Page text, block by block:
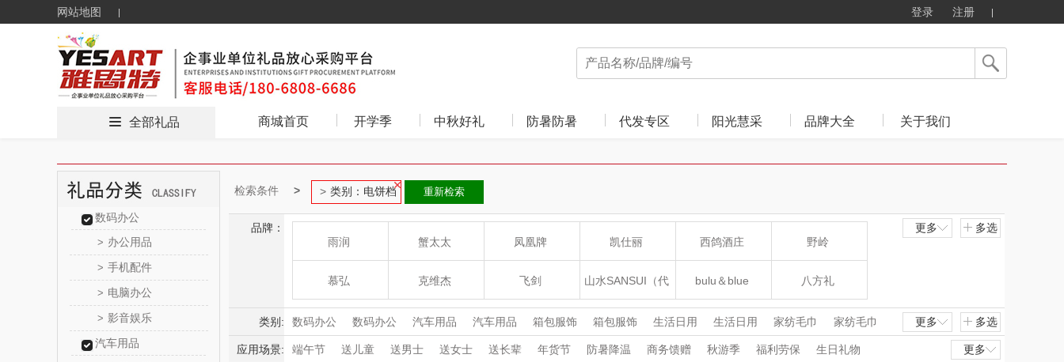
网站地图 登录 注册
全部礼品 商城首页 开学季 中秋好礼 防暑防暑 代发专区 阳光慧采 品牌大全 关于我们
数码办公
> 办公用品
> 手机配件
> 电脑办公
> 影音娱乐
汽车用品
检索条件 类别：电饼档 重新检索
品牌：
雨润
蟹太太 凤凰牌 凯仕丽 西鸽酒庄 野岭
慕弘 克维杰 飞剑 山水SANSUI（代
理商）
bulu＆blue 八方礼
云上好食光 云上布拉 片仔癀 山本 新秀丽 夏普SHARP
东方沁 绽家 HOLOHOLO 途柏丽TOBERLIR momo（杯壶） 大嘴猴（杯壶厨具
更多 多选
类别: 数码办公 数码办公 汽车用品 汽车用品 箱包服饰 箱包服饰 生活日用 生活日用 家纺毛巾
家纺毛巾
食品饮料
食品饮料 家用电器 家用电器 杯壶厨具 杯壶厨具 个护清洁 个护清洁
电炖盅/养生煲
更多 多选
应用场景: 端午节 送儿童 送男士 送女士 送长辈 年货节 防暑降温 商务馈赠 秋游季 福利劳保
生日礼物
更多